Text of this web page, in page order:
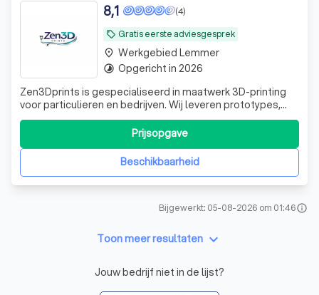
local_offer Gratis eerste adviesgesprek
(4)
8,1
Zen3Dprints is gespecialiseerd in maatwerk 3D-printing
voor particulieren en bedrijven. Wij leveren prototypes,
onderdelen en gepersonaliseerde producten met oog
voor kwaliteit, snelle service en nette afwerking. Van
enkelstuks tot kleine oplages: Zen3Dprints denkt mee van
ontwerp tot eindproduct.Beschikbaarheid
Prijsopgave
place Werkgebied Lemmer
timelapse Opgericht in 2026
Bijgewerkt: 05-08-2026 om 01:46info
Toon meer resultaten keyboard_arrow_down
Jouw bedrijf niet in de lijst?